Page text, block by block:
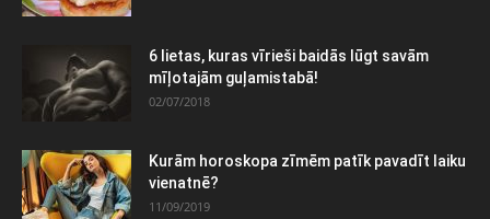
6 lietas, kuras vīrieši baidās lūgt savām
mīļotajām guļamistabā!
02/07/2018
Kurām horoskopa zīmēm patīk pavadīt laiku
vienatnē?
11/09/2019